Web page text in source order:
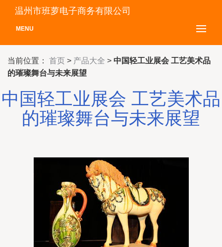
温州市班萝电子商务有限公司
MENU
当前位置： 首页 > 产品大全 > 中国轻工业展会 工艺美术品
的璀璨舞台与未来展望
中国轻工业展会 工艺美术品
的璀璨舞台与未来展望